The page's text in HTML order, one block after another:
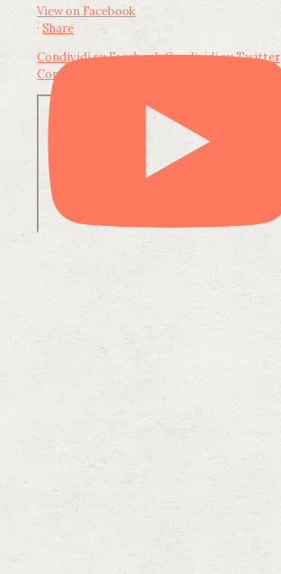
View on Facebook
· Share
Condividi su FacebookCondividi su Twitter
Condividi su LinkedIn